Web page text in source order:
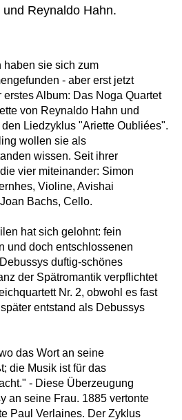
Reynaldo Hahn.
haben sie sich zum
- aber erst jetzt
Album: Das Noga Quartet
von Reynaldo Hahn und
Liedzyklus "Ariette Oubliées".
wollen sie als
wissen. Seit ihrer
vier miteinander: Simon
Violine, Avishai
Bachs, Cello.
hat sich gelohnt: fein
und doch entschlossenen
duftig-schönes
der Spätromantik verpflichtet
Nr. 2, obwohl es fast
entstand als Debussys
das Wort an seine
die Musik ist für das
- Diese Überzeugung
an seine Frau. 1885 vertonte
Paul Verlaines. Der Zyklus